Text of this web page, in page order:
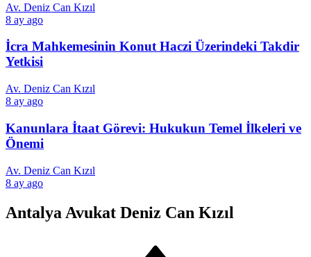
Av. Deniz Can Kızıl
8 ay ago
İcra Mahkemesinin Konut Haczi Üzerindeki Takdir
Yetkisi
Av. Deniz Can Kızıl
8 ay ago
Kanunlara İtaat Görevi: Hukukun Temel İlkeleri ve
Önemi
Av. Deniz Can Kızıl
8 ay ago
Antalya Avukat Deniz Can Kızıl